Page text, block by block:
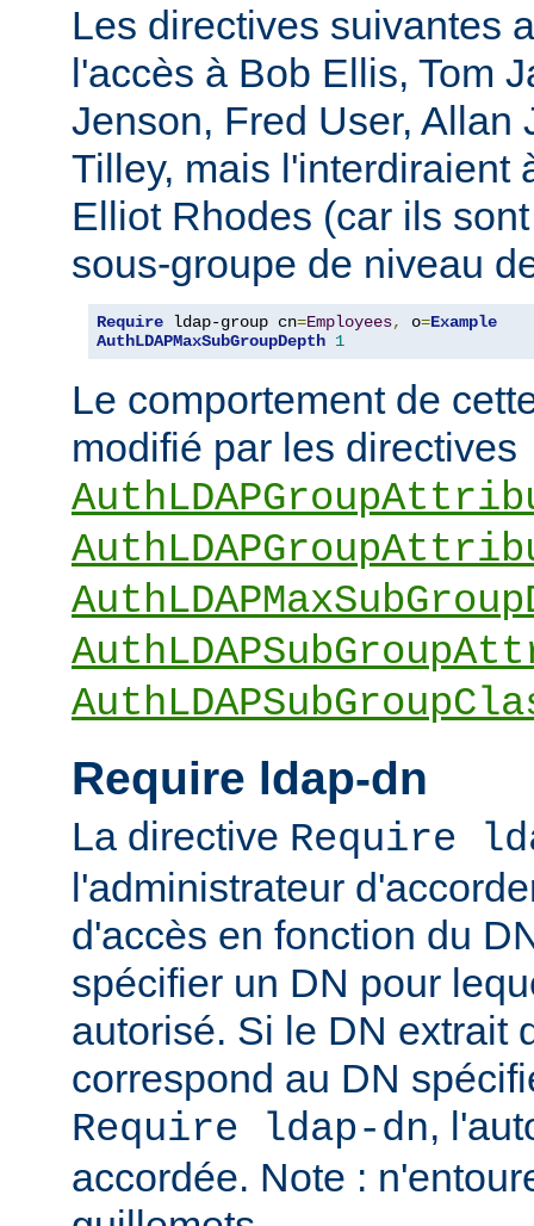
Les directives suivantes
l'accès à Bob Ellis, Tom
Jenson, Fred User, Allan
Tilley, mais l'interdiraient
Elliot Rhodes (car ils
sous-groupe de niveau
Require ldap-group cn=Employees, o=Example
AuthLDAPMaxSubGroupDepth 1
Le comportement de
modifié par les directives
Require ldap-dn
La directive Require
l'administrateur
d'accès en fonction du
spécifier un DN pour
autorisé. Si le DN extrait
correspond au DN
Require ldap-dn,
accordée. Note :